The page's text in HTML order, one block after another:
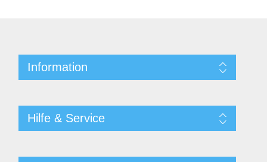
Information
Hilfe & Service